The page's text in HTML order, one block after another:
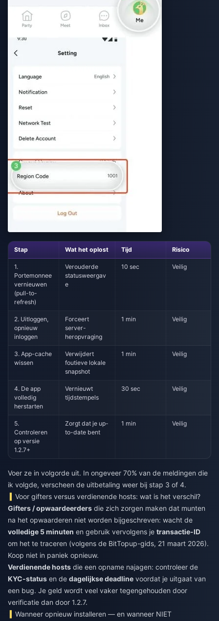
Stap Wat het oplost Tijd Risico
1.
Portemonnee
vernieuwen
(pull-to-
refresh)
Verouderde
statusweergav
e
10 sec Veilig
2. Uitloggen,
opnieuw
inloggen
Forceert
server-
heropvraging
1 min Veilig
3. App-cache
wissen
Verwijdert
foutieve lokale
snapshot
1 min Veilig
4. De app
volledig
herstarten
Vernieuwt
tijdstempels
30 sec Veilig
5.
Controleren
op versie
1.2.7+
Zorgt dat je up-
to-date bent
1 min Veilig
Voer ze in volgorde uit. In ongeveer 70% van de meldingen die
ik volgde, verscheen de uitbetaling weer bij stap 3 of 4.
Voor gifters versus verdienende hosts: wat is het verschil?
Gifters / opwaardeerders die zich zorgen maken dat munten
na het opwaarderen niet worden bijgeschreven: wacht de
volledige 5 minuten en gebruik vervolgens je transactie-ID
om het te traceren (volgens de BitTopup-gids, 21 maart 2026).
Koop niet in paniek opnieuw.
Verdienende hosts die een opname najagen: controleer de
KYC-status en de dagelijkse deadline voordat je uitgaat van
een bug. Je geld wordt veel vaker tegengehouden door
verificatie dan door 1.2.7.
Wanneer opnieuw installeren — en wanneer NIET